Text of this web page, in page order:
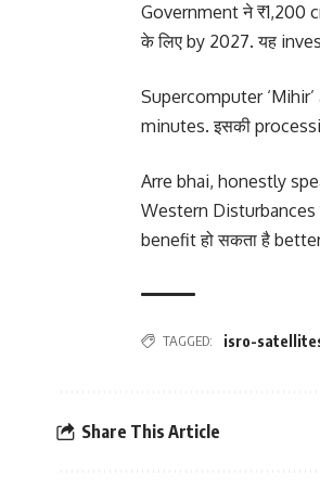
Government ने ₹1,200
के लिए by 2027. यह
Supercomputer
minutes. इसकी
Arre bhai, honestly
Western Disturbances
benefit हो सकता है
TAGGED: isro-
Share This Article